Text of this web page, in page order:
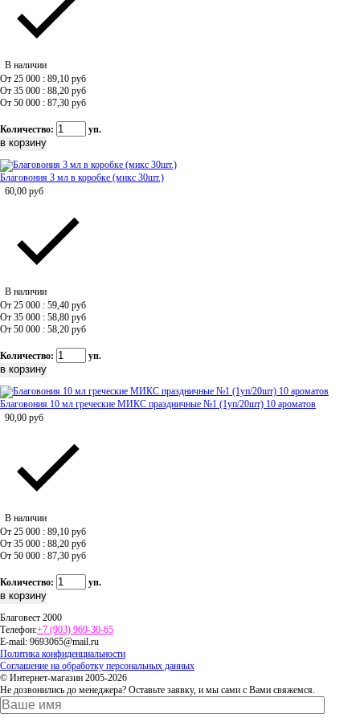
В наличии
От 25 000 : 89,10 руб
От 35 000 : 88,20 руб
От 50 000 : 87,30 руб
Количество: уп.
Благовония 3 мл в коробке (микс 30шт.)
60,00 руб
В наличии
От 25 000 : 59,40 руб
От 35 000 : 58,80 руб
От 50 000 : 58,20 руб
Количество: уп.
Благовония 10 мл греческие МИКС праздничные №1 (1уп/20шт) 10 ароматов
90,00 руб
В наличии
От 25 000 : 89,10 руб
От 35 000 : 88,20 руб
От 50 000 : 87,30 руб
Количество: уп.
Благовест 2000
Телефон:+7 (903) 969-30-65
E-mail: 9693065@mail.ru
Политика конфиденциальности
Соглашение на обработку персональных данных
© Интернет-магазин 2005-2026
Не дозвонились до менеджера? Оставьте заявку, и мы сами с Вами свяжемся.